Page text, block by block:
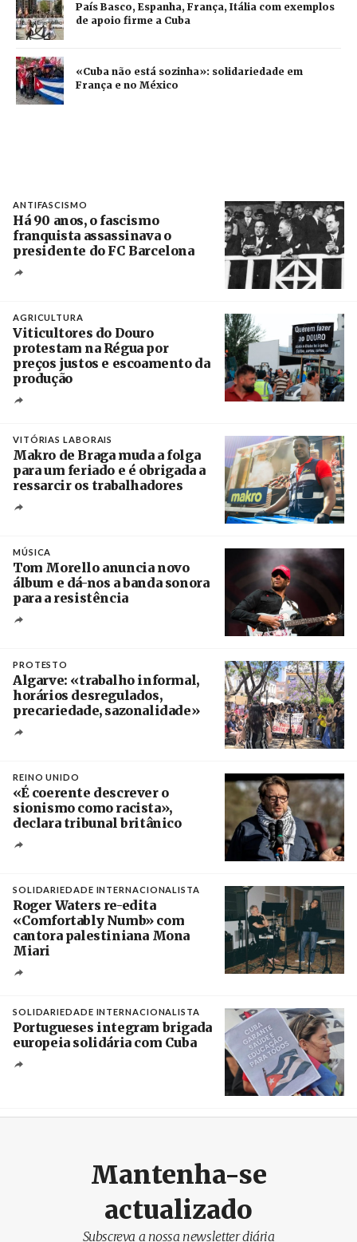
País Basco, Espanha, França, Itália com exemplos
de apoio firme a Cuba
«Cuba não está sozinha»: solidariedade em
França e no México
ANTIFASCISMO
Há 90 anos, o fascismo
franquista assassinava o
presidente do FC Barcelona
AGRICULTURA
Viticultores do Douro
protestam na Régua por
preços justos e escoamento da
produção
VITÓRIAS LABORAIS
Makro de Braga muda a folga
para um feriado e é obrigada a
ressarcir os trabalhadores
MÚSICA
Tom Morello anuncia novo
álbum e dá-nos a banda sonora
para a resistência
PROTESTO
Algarve: «trabalho informal,
horários desregulados,
precariedade, sazonalidade»
REINO UNIDO
«É coerente descrever o
sionismo como racista»,
declara tribunal britânico
SOLIDARIEDADE INTERNACIONALISTA
Roger Waters re-edita
«Comfortably Numb» com
cantora palestiniana Mona
Miari
SOLIDARIEDADE INTERNACIONALISTA
Portugueses integram brigada
europeia solidária com Cuba
Mantenha-se
actualizado
Subscreva a nossa newsletter diária